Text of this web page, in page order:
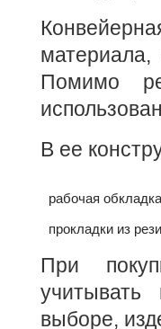
Помимо
В ее
рабочая
прокладки из
При
выборе,